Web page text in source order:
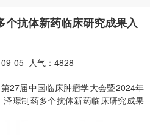
个抗体新药临床研究成果入
05 人气：4828
届中国临床肿瘤学大会暨2024年
璟制药多个抗体新药临床研究成果